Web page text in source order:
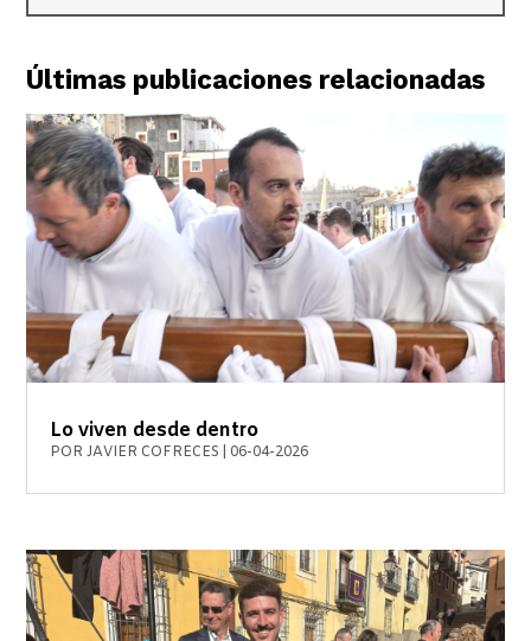
Últimas publicaciones relacionadas
Lo viven desde dentro
PORJAVIER COFRECES 06-04-2026